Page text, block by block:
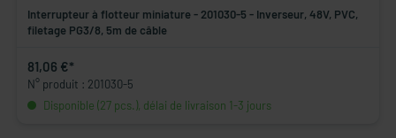
Interrupteur à flotteur miniature - 201030-5 - Inverseur, 48V, PVC,
filetage PG3/8, 5m de câble
81,06 €*
N° produit : 201030-5
Disponible (27 pcs.), délai de livraison 1-3 jours